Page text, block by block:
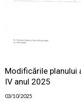
Modificările
IV anul 2025
03/10/2025